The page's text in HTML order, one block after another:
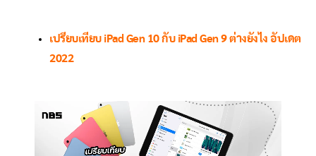
เปรียบเทียบ iPad Gen 10 กับ iPad Gen 9 ต่างยังไง อัปเดต
2022